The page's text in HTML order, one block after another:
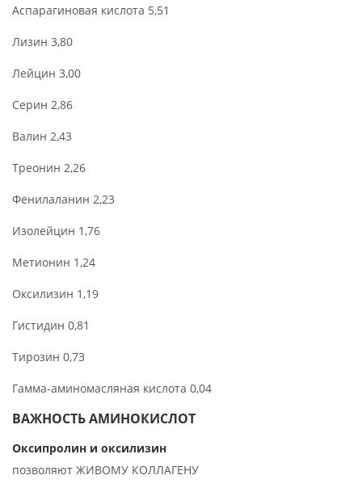
Аспарагиновая кислота 5,51
Лизин 3,80
Лейцин 3,00
Серин 2,86
Валин 2,43
Треонин 2,26
Фенилаланин 2,23
Изолейцин 1,76
Метионин 1,24
Оксилизин 1,19
Гистидин 0,81
Тирозин 0,73
Гамма-аминомасляная кислота 0,04
ВАЖНОСТЬ АМИНОКИСЛОТ
Оксипролин и оксилизин
позволяют ЖИВОМУ КОЛЛАГЕНУ